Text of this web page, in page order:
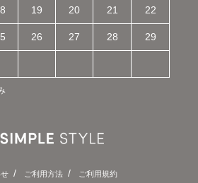
19 20 21 22
26 27 28 29
ご利用方法 ご利用規約